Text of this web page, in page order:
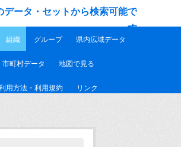
データ・セットから検索可能で
す
組織 グループ 県内広域データ
市町村データ 地図で見る
用方法・利用規約 リンク